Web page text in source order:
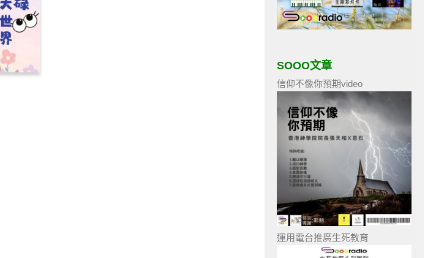
SOOO文章
信仰不像你預期video
運用電台推廣生死教育